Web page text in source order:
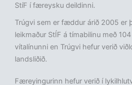
StíF í færeysku deildinni.
Trúgvi sem er fæddur árið 2005 er
leikmaður StÍF á tímabilinu með
vítalínunni en Trúgvi hefur verið
landsliðið.
Færeyingurinn hefur verið í